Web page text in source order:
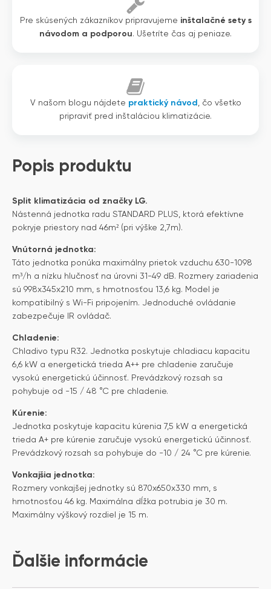
Pre skúsených zákazníkov pripravujeme inštalačné sety s
návodom a podporou. Ušetríte čas aj peniaze.
V našom blogu nájdete praktický návod
, čo všetko
pripraviť pred inštaláciou klimatizácie.
Popis produktu
Split klimatizácia od značky LG.
Nástenná jednotka radu STANDARD PLUS, ktorá efektívne
pokryje priestory nad 46m² (pri výške 2,7m).
Vnútorná jednotka:
Táto jednotka ponúka maximálny prietok vzduchu 630-1098
m³/h a nízku hlučnosť na úrovni 31-49 dB. Rozmery zariadenia
sú 998x345x210 mm, s hmotnosťou 13,6 kg. Model je
kompatibilný s Wi-Fi pripojením. Jednoduché ovládanie
zabezpečuje IR ovládač.
Chladenie:
Chladivo typu R32. Jednotka poskytuje chladiacu kapacitu
6,6 kW a energetická trieda A++ pre chladenie zaručuje
vysokú energetickú účinnosť. Prevádzkový rozsah sa
pohybuje od -15 / 48 °C pre chladenie.
Kúrenie:
Jednotka poskytuje kapacitu kúrenia 7,5 kW a energetická
trieda A+ pre kúrenie zaručuje vysokú energetickú účinnosť.
Prevádzkový rozsah sa pohybuje do -10 / 24 °C pre kúrenie.
Vonkajšia jednotka:
Rozmery vonkajšej jednotky sú 870x650x330 mm, s
hmotnosťou 46 kg. Maximálna dĺžka potrubia je 30 m.
Maximálny výškový rozdiel je 15 m.
Ďalšie informácie